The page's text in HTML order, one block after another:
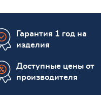
Гарантия 1 год на
изделия
Доступные цены от
производителя